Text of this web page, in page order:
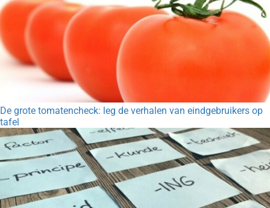
De grote tomatencheck: leg de verhalen van eindgebruikers op
tafel